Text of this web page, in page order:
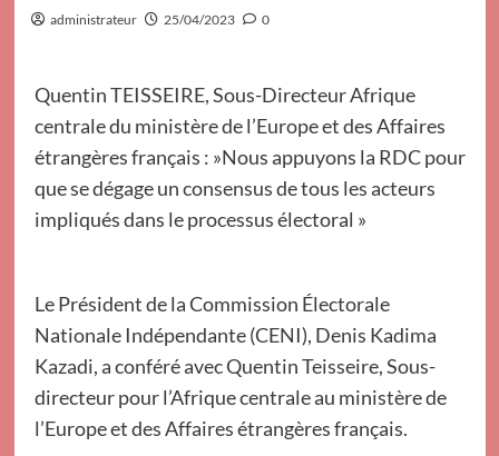
administrateur 25/04/2023 0
Quentin TEISSEIRE, Sous-Directeur Afrique
centrale du ministère de l’Europe et des Affaires
étrangères français : »Nous appuyons la RDC pour
que se dégage un consensus de tous les acteurs
impliqués dans le processus électoral »
Le Président de la Commission Électorale
Nationale Indépendante (CENI), Denis Kadima
Kazadi, a conféré avec Quentin Teisseire, Sous-
directeur pour l’Afrique centrale au ministère de
l’Europe et des Affaires étrangères français.